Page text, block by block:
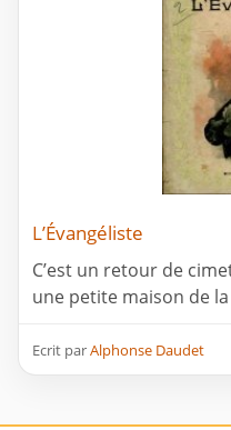
L’Évangéliste
C’est un retour de
une petite maison de
Ecrit parAlphonse Daudet